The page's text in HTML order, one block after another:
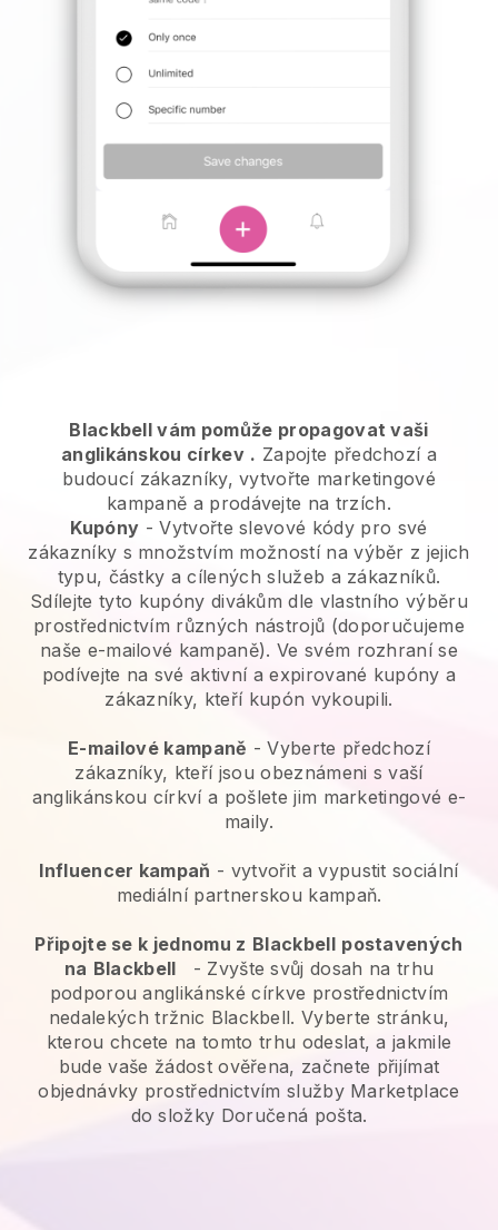
Blackbell vám pomůže propagovat vaši
anglikánskou církev . Zapojte předchozí a
budoucí zákazníky, vytvořte marketingové
kampaně a prodávejte na trzích.
Kupóny - Vytvořte slevové kódy pro své
zákazníky s množstvím možností na výběr z jejich
typu, částky a cílených služeb a zákazníků.
Sdílejte tyto kupóny divákům dle vlastního výběru
prostřednictvím různých nástrojů (doporučujeme
naše e-mailové kampaně). Ve svém rozhraní se
podívejte na své aktivní a expirované kupóny a
zákazníky, kteří kupón vykoupili.
E-mailové kampaně -Vyberte předchozí
zákazníky, kteří jsou obeznámeni s vaší
anglikánskou církví a pošlete jim marketingové e-
maily.
Influencer kampaň - vytvořit a vypustit sociální
mediální partnerskou kampaň.
Připojte se k jednomu z Blackbell postavených
na Blackbell - Zvyšte svůj dosah na trhu
podporou anglikánské církve prostřednictvím
nedalekých tržnic Blackbell. Vyberte stránku,
kterou chcete na tomto trhu odeslat, a jakmile
bude vaše žádost ověřena, začnete přijímat
objednávky prostřednictvím služby Marketplace
do složky Doručená pošta.